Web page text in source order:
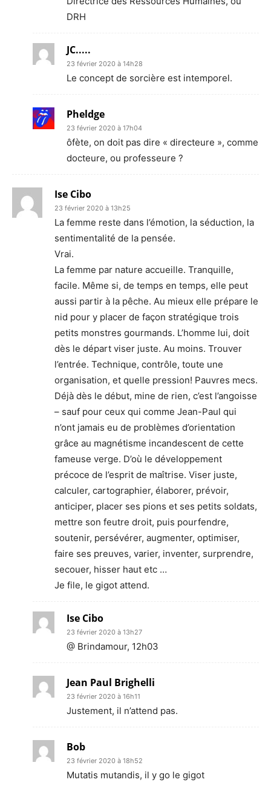
DRH
JC.....
23 février 2020 à 14h28
Le concept de sorcière est intemporel.
Pheldge
23 février 2020 à 17h04
ôfète, on doit pas dire « directeure », comme
docteure, ou professeure ?
Ise Cibo
23 février 2020 à 13h25
La femme reste dans l’émotion, la séduction, la
sentimentalité de la pensée.
Vrai.
La femme par nature accueille. Tranquille,
facile. Même si, de temps en temps, elle peut
aussi partir à la pêche. Au mieux elle prépare le
nid pour y placer de façon stratégique trois
petits monstres gourmands. L’homme lui, doit
dès le départ viser juste. Au moins. Trouver
l’entrée. Technique, contrôle, toute une
organisation, et quelle pression! Pauvres mecs.
Déjà dès le début, mine de rien, c’est l’angoisse
– sauf pour ceux qui comme Jean-Paul qui
n’ont jamais eu de problèmes d’orientation
grâce au magnétisme incandescent de cette
fameuse verge. D’où le développement
précoce de l’esprit de maîtrise. Viser juste,
calculer, cartographier, élaborer, prévoir,
anticiper, placer ses pions et ses petits soldats,
mettre son feutre droit, puis pourfendre,
soutenir, persévérer, augmenter, optimiser,
faire ses preuves, varier, inventer, surprendre,
secouer, hisser haut etc …
Je file, le gigot attend.
Ise Cibo
23 février 2020 à 13h27
@ Brindamour, 12h03
Jean Paul Brighelli
23 février 2020 à 16h11
Justement, il n’attend pas.
Bob
23 février 2020 à 18h52
Mutatis mutandis, il y go le gigot